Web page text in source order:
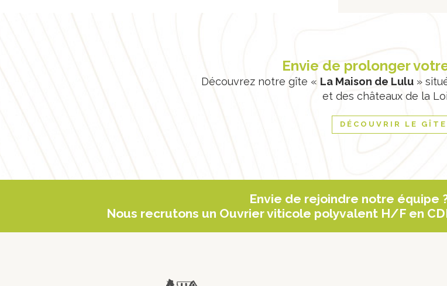
Envie de prolonger
Découvrez notre gîte « La Maison de Lulu »
et des châteaux de la
DÉCOUVRIR LE GÎTE
Envie de rejoindre notre équipe
Nous recrutons un Ouvrier viticole polyvalent H/F en